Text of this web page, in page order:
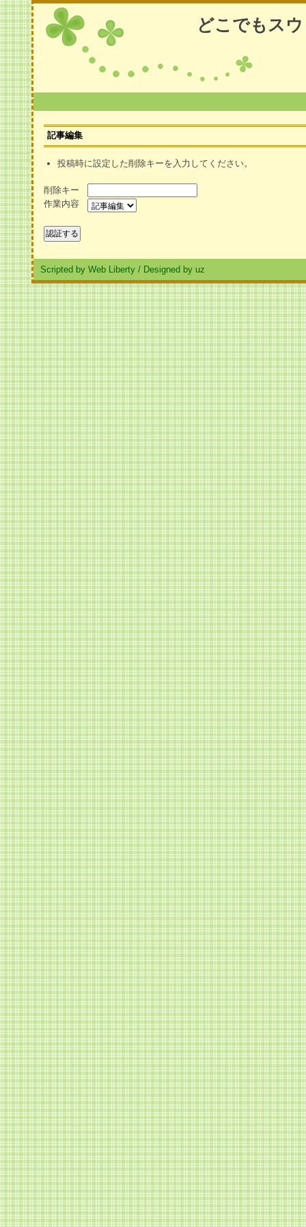
どこでもス
記事編集
投稿時に設定した削除キーを入力してください。
削除キー
作業内容
Scripted by Web Liberty / Designed by uz